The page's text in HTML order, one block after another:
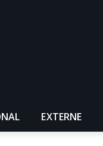
EXTERNE